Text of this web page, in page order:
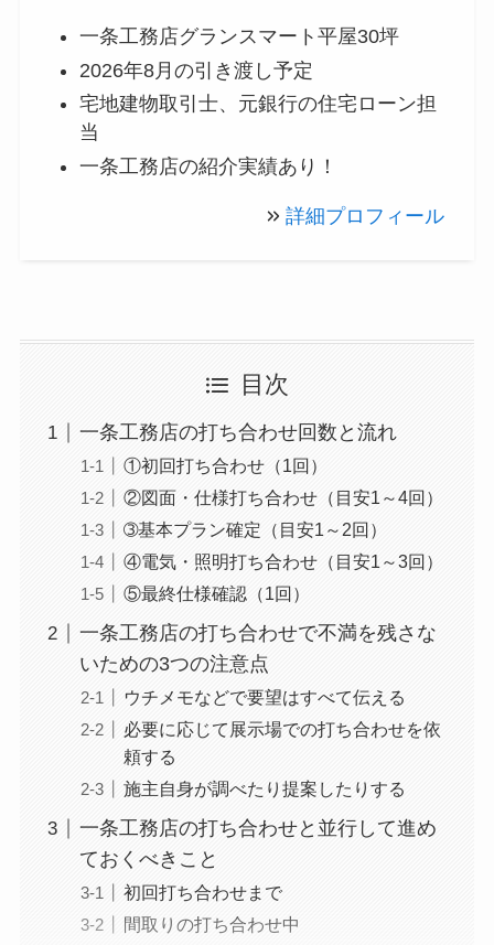
一条工務店グランスマート平屋30坪
2026年8月の引き渡し予定
宅地建物取引士、元銀行の住宅ローン担
当
一条工務店の紹介実績あり！
詳細プロフィール
目次
一条工務店の打ち合わせ回数と流れ
①初回打ち合わせ（1回）
②図面・仕様打ち合わせ（目安1～4回）
➂基本プラン確定（目安1～2回）
④電気・照明打ち合わせ（目安1～3回）
⑤最終仕様確認（1回）
一条工務店の打ち合わせで不満を残さな
いための3つの注意点
ウチメモなどで要望はすべて伝える
必要に応じて展示場での打ち合わせを依
頼する
施主自身が調べたり提案したりする
一条工務店の打ち合わせと並行して進め
ておくべきこと
初回打ち合わせまで
間取りの打ち合わせ中